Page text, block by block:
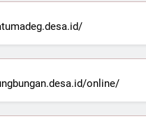
online/